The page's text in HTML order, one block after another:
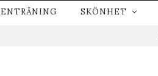
SKÖNHET